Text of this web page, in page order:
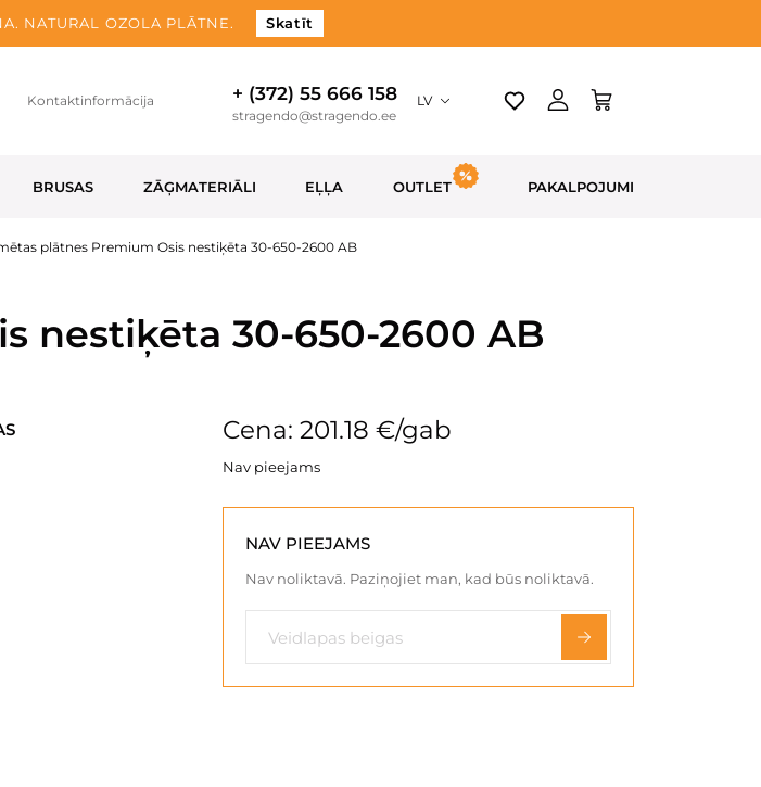
NATURAL OZOLA PLĀTNE. Skatīt
Kontaktinformācija + (372) 55 666 158
stragendo@stragendo.ee
LV
BRUSAS ZĀĢMATERIĀLI EĻĻA OUTLET PAKALPOJUMI
plātnes Premium Osis nestiķēta 30-650-2600 AB
nestiķēta 30-650-2600 AB
Cena: 201.18 €/gab
Nav pieejams
NAV PIEEJAMS
Nav noliktavā. Paziņojiet man, kad būs noliktavā.